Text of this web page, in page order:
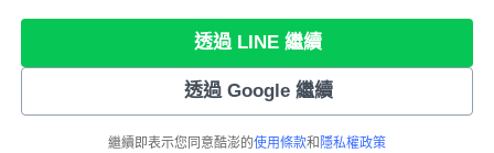
透過 LINE 繼續
透過 Google 繼續
繼續即表示您同意酷澎的使用條款和 隱私權政策